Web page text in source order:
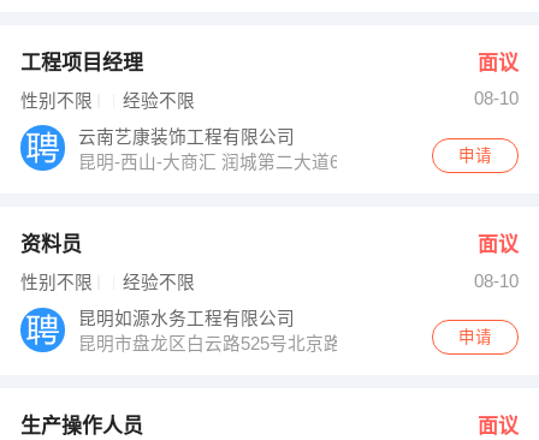
工程项目经理 面议
性别不限 经验不限
08-10
云南艺康装饰工程有限公司
昆明-西山-大商汇 润城第二大道6栋9楼
申请
资料员 面议
性别不限 经验不限
08-10
昆明如源水务工程有限公司
昆明市盘龙区白云路525号北京路花苑8栋703室
申请
生产操作人员 面议